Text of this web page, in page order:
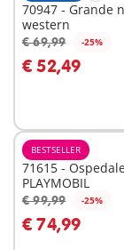
70947 - Grande
western
€ 69,99 -25%
€ 52,49
Aggiungi al
BESTSELLER
71615 -
PLAYMOBIL
€ 99,99 -25%
€ 74,99
Aggiungi al